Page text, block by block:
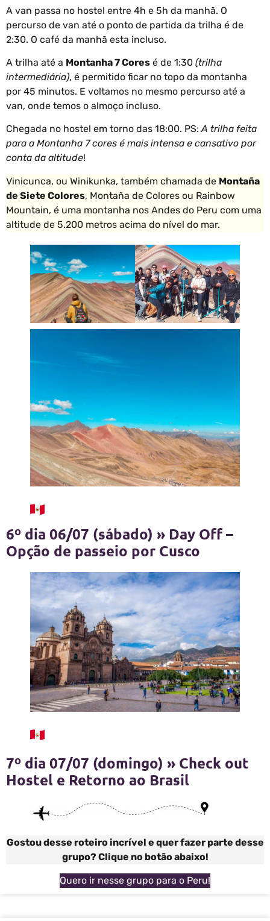
A van passa no hostel entre 4h e 5h da manhã. O
percurso de van até o ponto de partida da trilha é de
2:30. O café da manhã esta incluso.
A trilha até a Montanha 7 Cores é de 1:30 (trilha
intermediária), é permitido ficar no topo da montanha
por 45 minutos. E voltamos no mesmo percurso até a
van, onde temos o almoço incluso.
Chegada no hostel em torno das 18:00. PS:A trilha feita
para a Montanha 7 cores é mais intensa e cansativo por
conta da altitude!
Vinicunca, ou Winikunka, também chamada de Montaña
de Siete Colores, Montaña de Colores ou Rainbow
Mountain, é uma montanha nos Andes do Peru com uma
altitude de 5.200 metros acima do nível do mar.
6º dia 06/07 (sábado) » Day Off –
Opção de passeio por Cusco
7º dia 07/07 (domingo) » Check out
Hostel e Retorno ao Brasil
Gostou desse roteiro incrível e quer fazer parte desse
grupo? Clique no botão abaixo!
Quero ir nesse grupo para o Peru!